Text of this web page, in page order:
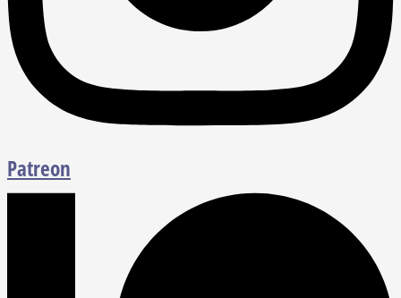
Patreon